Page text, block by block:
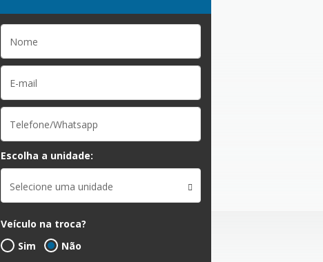
Escolha a unidade:
Selecione uma unidade
Veículo na troca?
Sim
Não